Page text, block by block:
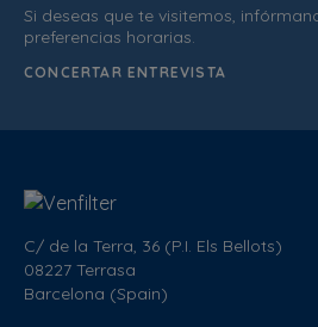
C/ de la Terra, 36 (P.I. Els Bellots)
08227 Terrasa
Barcelona (Spain)
Si deseas que te visitemos,
preferencias horarias.
CONCERTAR ENTREVISTA